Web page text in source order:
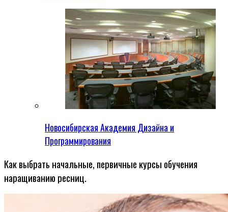
Новосибирская Академия Дизайна и
Программирования
Как выбрать начальные, первичные курсы обучения
наращиванию ресниц.